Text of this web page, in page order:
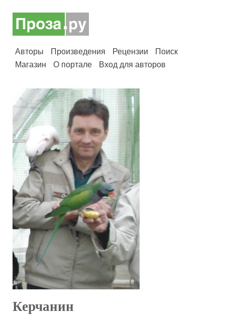
Авторы Произведения Рецензии
Поиск
Магазин
О портале Вход для авторов
Керчанин